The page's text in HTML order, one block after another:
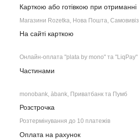
Карткою або готівкою при отриманні
Магазини Rozetka, Нова Пошта, Самовивіз
На сайті карткою
Онлайн-оплата "plata by mono" та "LiqPay"
Частинами
monobank, àbank, Приватбанк та Пумб
Розстрочка
Розтермінування до 10 платежів
Оплата на рахунок